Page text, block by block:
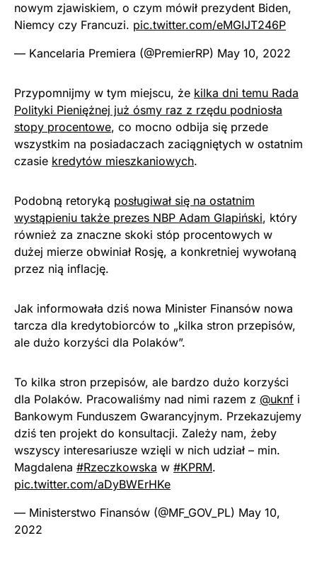
nowym zjawiskiem, o czym mówił prezydent Biden,
Niemcy czy Francuzi. pic.twitter.com/eMGIJT246P
— Kancelaria Premiera (@PremierRP) May 10, 2022
Przypomnijmy w tym miejscu, że kilka dni temu Rada
Polityki Pieniężnej już ósmy raz z rzędu podniosła
stopy procentowe, co mocno odbija się przede
wszystkim na posiadaczach zaciągniętych w ostatnim
czasie kredytów mieszkaniowych.
Podobną retoryką posługiwał się na ostatnim
wystąpieniu także prezes NBP Adam Glapiński, który
również za znaczne skoki stóp procentowych w
dużej mierze obwiniał Rosję, a konkretniej wywołaną
przez nią inflację.
Jak informowała dziś nowa Minister Finansów nowa
tarcza dla kredytobiorców to „kilka stron przepisów,
ale dużo korzyści dla Polaków”.
To kilka stron przepisów, ale bardzo dużo korzyści
dla Polaków. Pracowaliśmy nad nimi razem z @uknf i
Bankowym Funduszem Gwarancyjnym. Przekazujemy
dziś ten projekt do konsultacji. Zależy nam, żeby
wszyscy interesariusze wzięli w nich udział – min.
Magdalena #Rzeczkowska w #KPRM.
pic.twitter.com/aDyBWErHKe
— Ministerstwo Finansów (@MF_GOV_PL) May 10,
2022